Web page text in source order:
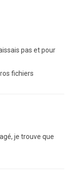
pas et pour
fichiers
je trouve que